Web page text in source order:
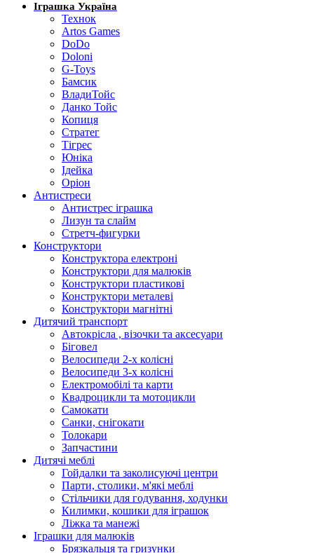
Іграшка Україна
Технок
Artos Games
DoDo
Doloni
G-Toys
Бамсик
ВладиТойс
Данко Тойс
Копиця
Стратег
Тігрес
Юніка
Ідейка
Оріон
Антистреси
Антистрес іграшка
Лизун та слайм
Стретч-фигурки
Конструктори
Конструктора електроні
Конструктори для малюків
Конструктори пластикові
Конструктори металеві
Конструктори магнітні
Дитячий транспорт
Автокрісла , візочки та аксесуари
Біговел
Велосипеди 2-х колісні
Велосипеди 3-х колісні
Електромобілі та карти
Квадроцикли та мотоцикли
Самокати
Санки, снігокати
Толокари
Запчастини
Дитячі меблі
Гойдалки та заколисуючі центри
Парти, столики, м'які меблі
Стільчики для годування, ходунки
Килимки, кошики для іграшок
Ліжка та манежі
Іграшки для малюків
Брязкальця та гризунки